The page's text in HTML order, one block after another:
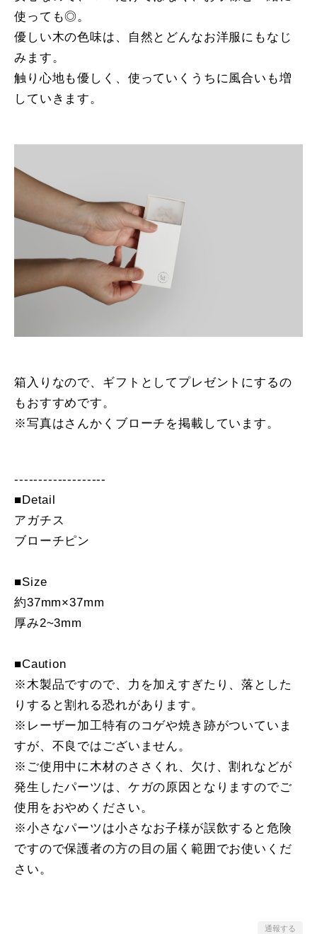
使っても◎。
優しい木の色味は、自然とどんなお洋服にもなじ
みます。
触り心地も優しく、使っていくうちに風合いも増
していきます。
箱入りなので、ギフトとしてプレゼントにするの
もおすすめです。
※写真はさんかくブローチを掲載しています。
-------------------
■Detail
アガチス
ブローチピン
■Size
約37mm×37mm
厚み2~3mm
■Caution
※木製品ですので、力を加えすぎたり、落とした
りすると割れる恐れがあります。
※レーザー加工特有のコゲや焼き跡がついていま
すが、不良ではございません。
※ご使用中に木材のささくれ、欠け、割れなどが
発生したパーツは、ケガの原因となりますのでご
使用をおやめください。
※小さなパーツは小さなお子様が誤飲すると危険
ですので保護者の方の目の届く範囲でお使いくだ
さい。
通報する